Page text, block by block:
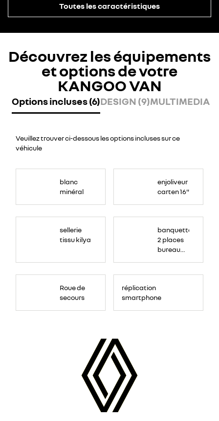
Toutes les caractéristiques
Découvrez les équipements
et options de votre
KANGOO VAN
Options incluses (6)DESIGN (9)MULTIMEDIA
Veuillez trouver ci-dessous les options incluses sur ce
véhicule
blanc
minéral
enjoliveur
carten 16"
sellerie
tissu kilya
banquette
2 places
bureau
Roue de
secours
réplication
smartphone